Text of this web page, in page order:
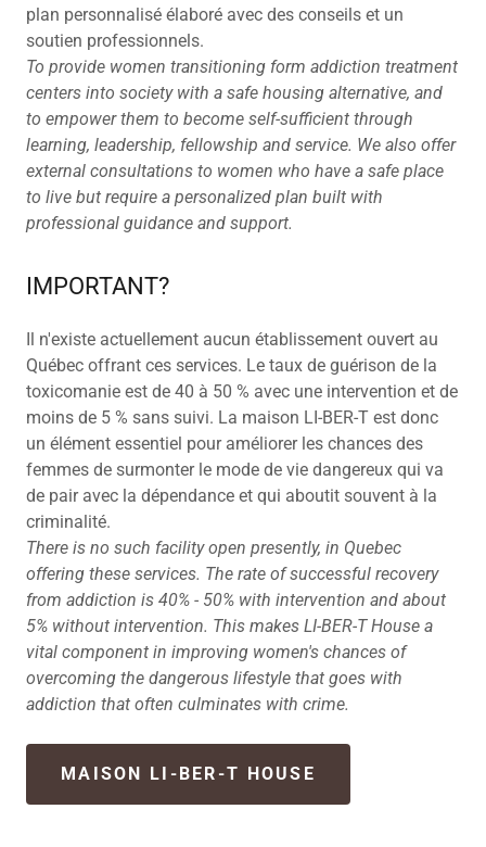
plan personnalisé élaboré avec des conseils et un
soutien professionnels.
To provide women transitioning form addiction treatment
centers into society with a safe housing alternative, and
to empower them to become self-sufficient through
learning, leadership, fellowship and service. We also offer
external consultations to women who have a safe place
to live but require a personalized plan built with
professional guidance and support.
IMPORTANT?
Il n'existe actuellement aucun établissement ouvert au
Québec offrant ces services. Le taux de guérison de la
toxicomanie est de 40 à 50 % avec une intervention et de
moins de 5 % sans suivi. La maison LI-BER-T est donc
un élément essentiel pour améliorer les chances des
femmes de surmonter le mode de vie dangereux qui va
de pair avec la dépendance et qui aboutit souvent à la
criminalité.
There is no such facility open presently, in Quebec
offering these services. The rate of successful recovery
from addiction is 40% - 50% with intervention and about
5% without intervention. This makes LI-BER-T House a
vital component in improving women's chances of
overcoming the dangerous lifestyle that goes with
addiction that often culminates with crime.
MAISON LI-BER-T HOUSE